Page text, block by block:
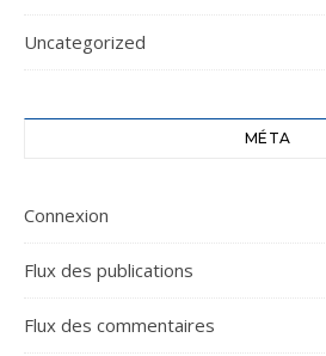
Uncategorized
MÉTA
Connexion
Flux des publications
Flux des commentaires